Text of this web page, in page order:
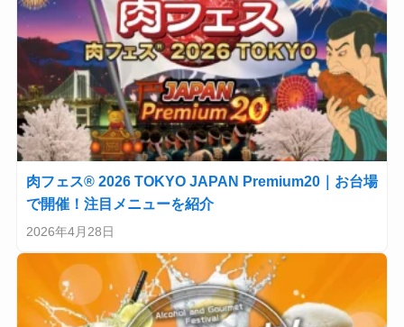
肉フェス® 2026 TOKYO JAPAN Premium20｜お台場
で開催！注目メニューを紹介
2026年4月28日